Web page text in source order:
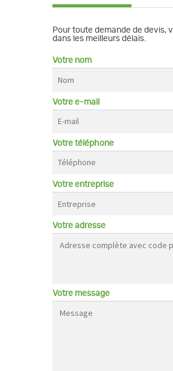
Pour toute demande de devis,
dans les meilleurs délais.
Votre nom
Votre e-mail
Votre téléphone
Votre entreprise
Votre adresse
Votre message